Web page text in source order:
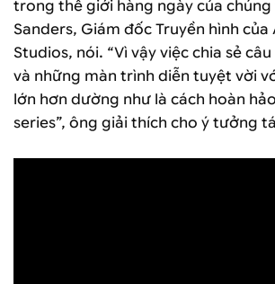
trong thế giới hàng ngày của chúng
Sanders, Giám đốc Truyền hình của
Studios, nói. “Vì vậy việc chia sẻ
và những màn trình diễn tuyệt vời
lớn hơn dường như là cách hoàn
series”, ông giải thích cho ý tưởng